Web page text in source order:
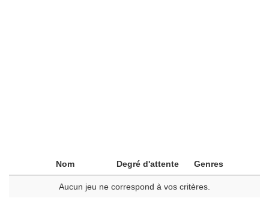
Nom Degré d'attente Genres
Aucun jeu ne correspond à vos critères.